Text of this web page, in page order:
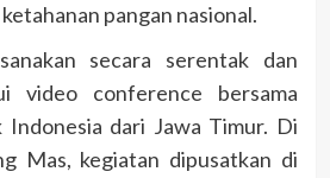
pangan nasional.
secara serentak dan
video conference bersama
Indonesia dari Jawa Timur. Di
Mas, kegiatan dipusatkan di